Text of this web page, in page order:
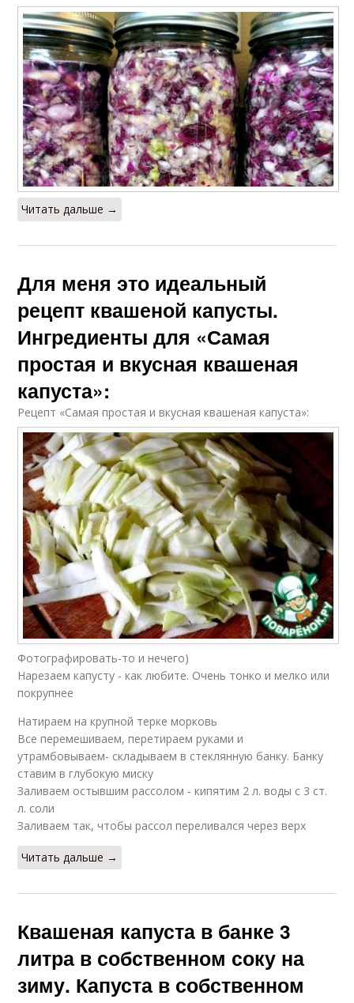
Читать дальше →
Для меня это идеальный
рецепт квашеной капусты.
Ингредиенты для «Самая
простая и вкусная квашеная
капуста»:
Рецепт «Самая простая и вкусная квашеная капуста»:
Фотографировать-то и нечего)
Нарезаем капусту - как любите. Очень тонко и мелко или
покрупнее
Натираем на крупной терке морковь
Все перемешиваем, перетираем руками и
утрамбовываем- складываем в стеклянную банку. Банку
ставим в глубокую миску
Заливаем остывшим рассолом - кипятим 2 л. воды с 3 ст.
л. соли
Заливаем так, чтобы рассол переливался через верх
Читать дальше →
Квашеная капуста в банке 3
литра в собственном соку на
зиму. Капуста в собственном